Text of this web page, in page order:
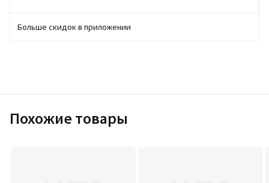
Больше скидок в приложении
Похожие товары